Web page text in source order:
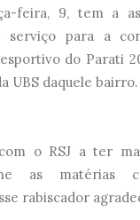
feira, 9, tem a
serviço para a
do Parati
UBS daquele bairro.
o RSJ a ter
as matérias
rabiscador